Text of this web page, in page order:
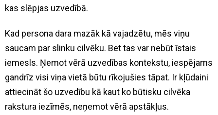
kas slēpjas uzvedībā.
Kad persona dara mazāk kā vajadzētu, mēs viņu
saucam par slinku cilvēku. Bet tas var nebūt īstais
iemesls. Ņemot vērā uzvedības kontekstu, iespējams
gandrīz visi viņa vietā būtu rīkojušies tāpat. Ir kļūdaini
attiecināt šo uzvedību kā kaut ko būtisku cilvēka
rakstura iezīmēs, neņemot vērā apstākļus.